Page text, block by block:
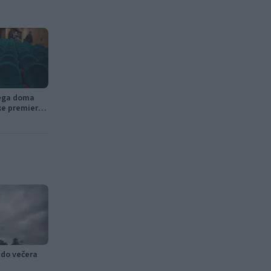
doma
premiere,
večera